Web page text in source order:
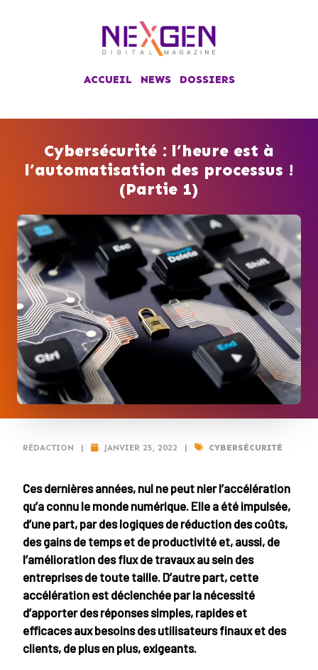
ACCUEIL NEWS DOSSIERS
Cybersécurité : l’heure est à
l’automatisation des processus !
(Partie 1)
RÉDACTION | JANVIER 25, 2022 | CYBERSÉCURITÉ
Ces dernières années, nul ne peut nier l’accélération
qu’a connu le monde numérique. Elle a été impulsée,
d’une part, par des logiques de réduction des coûts,
des gains de temps et de productivité et, aussi, de
l’amélioration des flux de travaux au sein des
entreprises de toute taille. D’autre part, cette
accélération est déclenchée par la nécessité
d’apporter des réponses simples, rapides et
efficaces aux besoins des utilisateurs finaux et des
clients, de plus en plus, exigeants.